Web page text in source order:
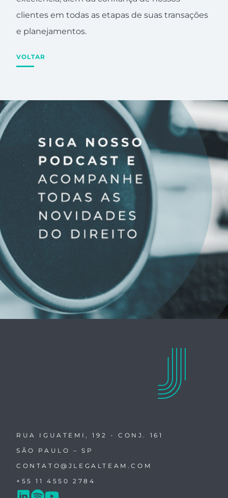
clientes em todas as etapas de suas transações
e planejamentos.
VOLTAR
RUA IGUATEMI, 192 - CONJ. 161
SÃO PAULO – SP
CONTATO@JLEGALTEAM.COM
+55 11 4550 2784